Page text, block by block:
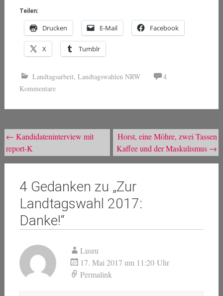
Teilen:
Drucken E-Mail Facebook
X Tumblr
Landtagsarbeit, Landtagswahlen NRW
4
Kommentare
Beitragsnavigation
← Kandidateninterview mit
report-K
Horst, eine Möhre, zwei Tassen
Kaffee und der Maskulismus →
4 Gedanken zu „Zur
Landtagswahl 2017:
Danke!“
Lusru
17. Mai 2017 um 11:20 Uhr
Permalink